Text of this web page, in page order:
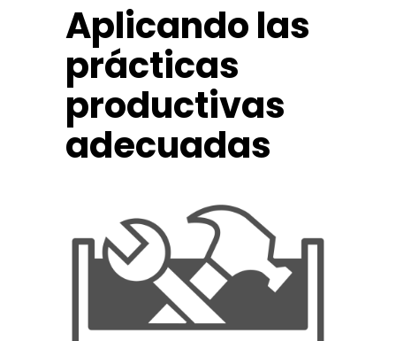
Aplicando las
prácticas
productivas
adecuadas